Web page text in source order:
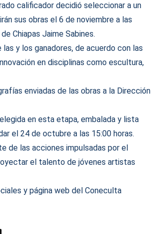
calificador decidió seleccionar a un
sus obras el 6 de noviembre a las
Chiapas Jaime Sabines.
y los ganadores, de acuerdo con las
en disciplinas como escultura,
enviadas de las obras a la Dirección
en esta etapa, embalada y lista
el 24 de octubre a las 15:00 horas.
de las acciones impulsadas por el
el talento de jóvenes artistas
y página web del Coneculta